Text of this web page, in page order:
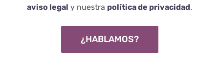
aviso legal y nuestra política de privacidad.